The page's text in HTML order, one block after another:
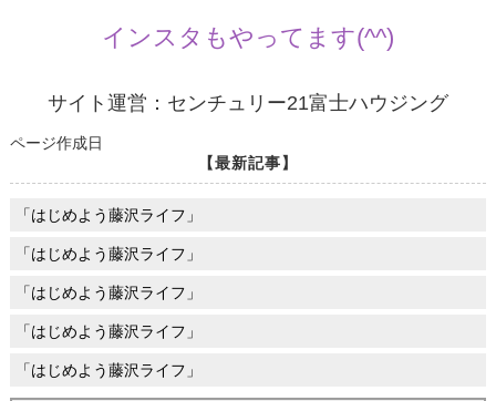
インスタもやってます(^^)
サイト運営：センチュリー21富士ハウジング
ページ作成日
【最新記事】
「はじめよう藤沢ライフ」
「はじめよう藤沢ライフ」
「はじめよう藤沢ライフ」
「はじめよう藤沢ライフ」
「はじめよう藤沢ライフ」